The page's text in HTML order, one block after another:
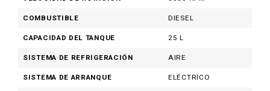
COMBUSTIBLE DIESEL
CAPACIDAD DEL TANQUE 25 L
SISTEMA DE REFRIGERACIÓN AIRE
SISTEMA DE ARRANQUE ELÉCTRICO